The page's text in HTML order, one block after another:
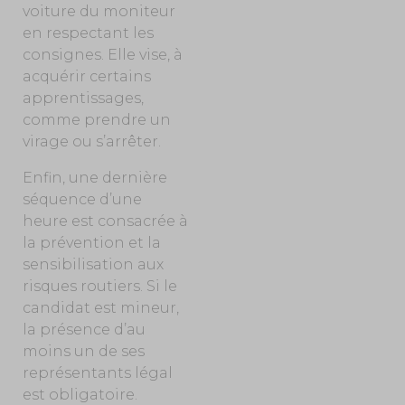
voiture du moniteur
en respectant les
consignes. Elle vise, à
acquérir certains
apprentissages,
comme prendre un
virage ou s’arrêter.
Enfin, une dernière
séquence d’une
heure est consacrée à
la prévention et la
sensibilisation aux
risques routiers. Si le
candidat est mineur,
la présence d’au
moins un de ses
représentants légal
est obligatoire.